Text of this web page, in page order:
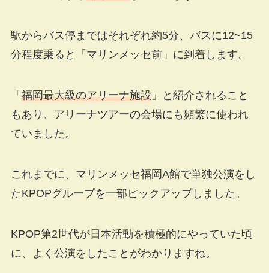
駅からバス停まではそれぞれ約5分、バスに12~15
分程度乗ると「マリンメッセ前」に到着します。
「 福岡最大級のアリーナ施設」と紹介されること
もあり、アリーナツアーの会場にも頻繁に使われ
ていました。
これまでに、マリンメッセ福岡A館で単独公演をし
たKPOPグループを一部ピックアップしました。
KPOP第2世代が日本活動を積極的にやっていた頃
に、よく公演をしたことがわかりますね。